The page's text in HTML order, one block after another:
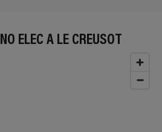
ELEC À LE CREUSOT